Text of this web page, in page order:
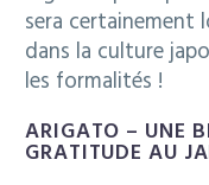
sera certainement
dans la culture
les formalités !
ARIGATO – UNE
GRATITUDE AU